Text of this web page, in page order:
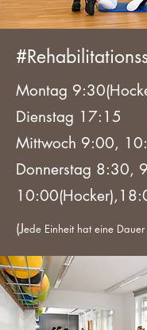
Montag
Dienstag 17:15
Mittwoch 9:00,
Donnerstag 8:30,
(Jede Einheit hat eine